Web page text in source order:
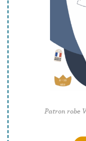
Patron robe